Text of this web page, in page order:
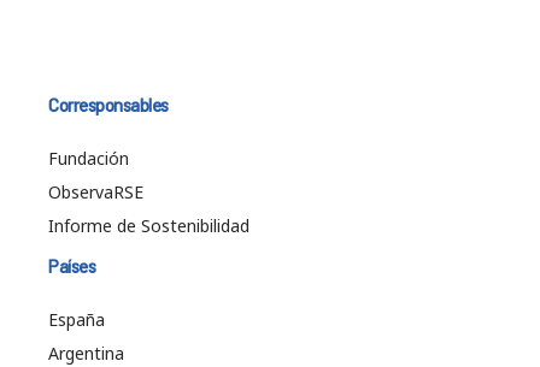
Corresponsables
Fundación
ObservaRSE
Informe de Sostenibilidad
Países
España
Argentina